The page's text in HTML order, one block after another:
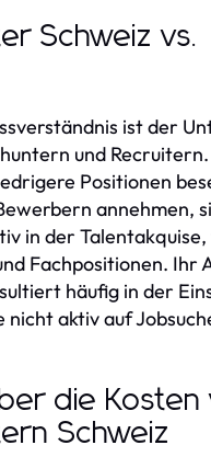
Schweiz vs.
ist der
und
Positionen
annehmen,
in der
Fachpositionen. Ihr
häufig in der
nicht aktiv auf
die Kosten
Schweiz